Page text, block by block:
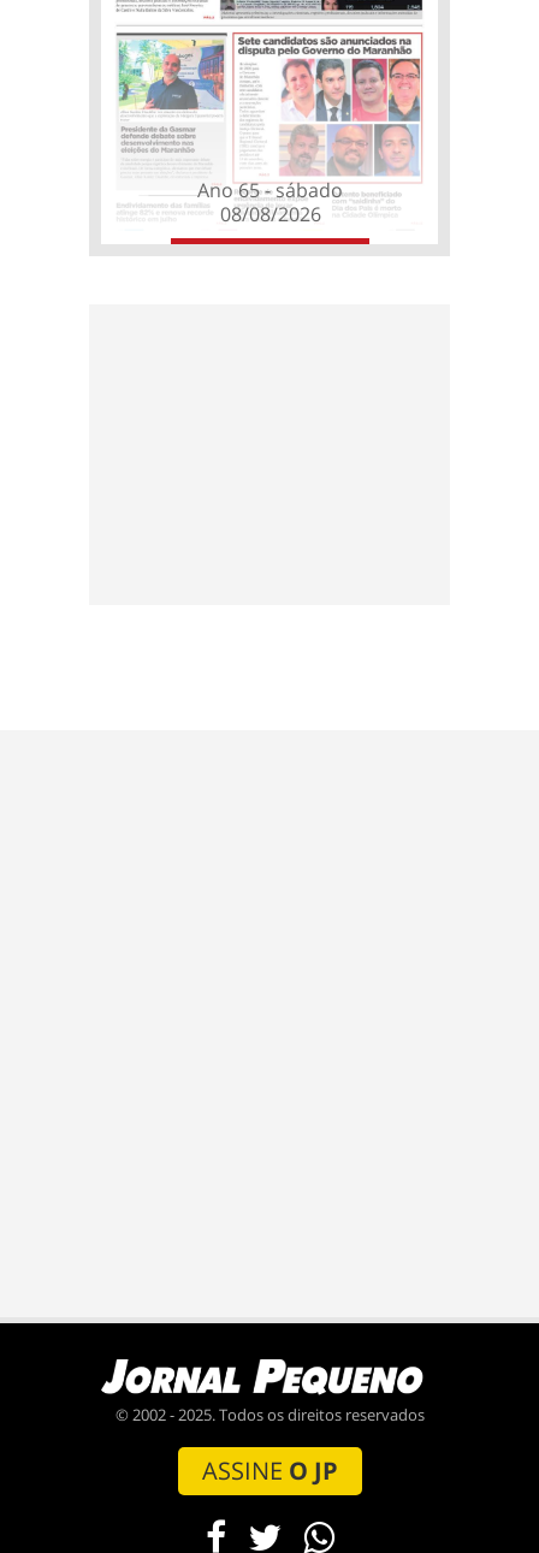
Ano 65 - sábado
08/08/2026
© 2002 - 2025. Todos os direitos reservados
ASSINE O JP